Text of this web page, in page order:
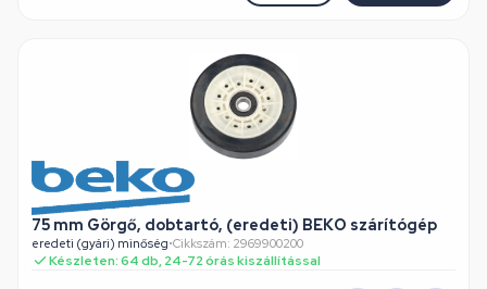
75 mm Görgő, dobtartó, (eredeti) BEKO szárítógép
eredeti (gyári) minőség•Cikkszám: 2969900200
Készleten: 64 db, 24-72 órás kiszállítással